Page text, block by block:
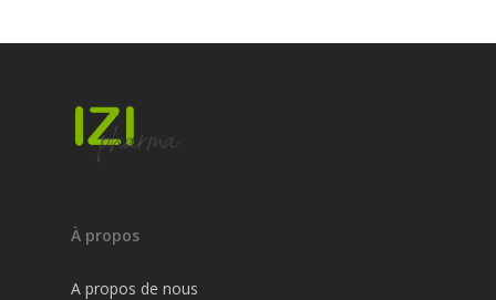
À propos
A propos de nous